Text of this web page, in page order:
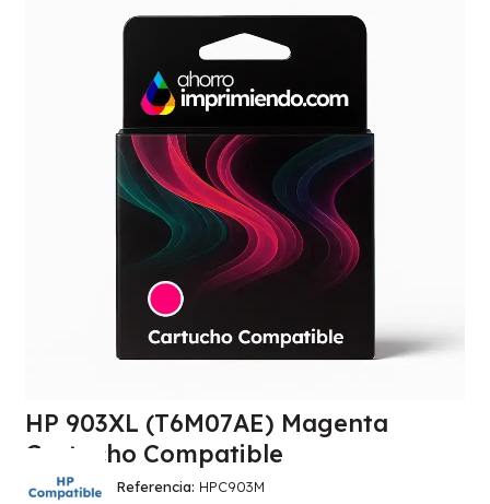
HP 903XL (T6M07AE) Magenta
Cartucho Compatible
Referencia HPC903M